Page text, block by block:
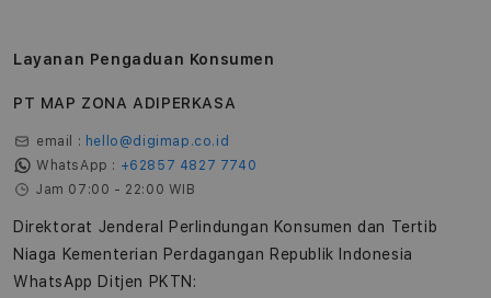
Layanan Pengaduan Konsumen
PT MAP ZONA ADIPERKASA
email : hello@digimap.co.id
WhatsApp : +62857 4827 7740
Jam 07:00 - 22:00 WIB
Direktorat Jenderal Perlindungan Konsumen dan Tertib
Niaga Kementerian Perdagangan Republik Indonesia
WhatsApp Ditjen PKTN: